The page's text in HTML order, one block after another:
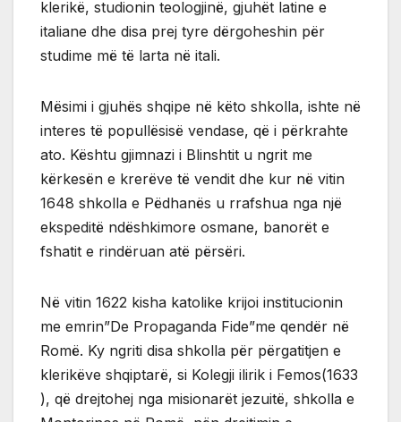
klerikë, studionin teologjinë, gjuhët latine e
italiane dhe disa prej tyre dërgoheshin për
studime më të larta në itali.
Mësimi i gjuhës shqipe në këto shkolla, ishte në
interes të popullësisë vendase, që i përkrahte
ato. Kështu gjimnazi i Blinshtit u ngrit me
kërkesën e krerëve të vendit dhe kur në vitin
1648 shkolla e Pëdhanës u rrafshua nga një
ekspeditë ndëshkimore osmane, banorët e
fshatit e rindëruan atë përsëri.
Në vitin 1622 kisha katolike krijoi institucionin
me emrin”De Propaganda Fide”me qendër në
Romë. Ky ngriti disa shkolla për përgatitjen e
klerikëve shqiptarë, si Kolegji ilirik i Femos(1633
), që drejtohej nga misionarët jezuitë, shkolla e